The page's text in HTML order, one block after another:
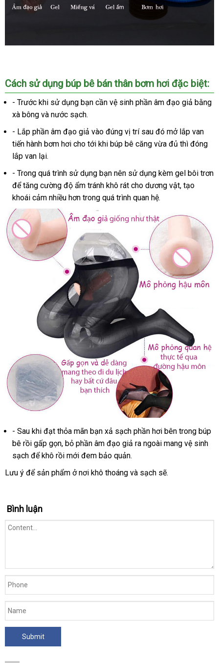
Cách sử dụng búp bê bán thân bơm hơi đại
lý
đặc biệt:
- Trước khi sử dụng bạn cần vệ sinh phần âm đạo giả bằng
xà bông và nước sạch.
- Lắp phần âm đạo giả vào đúng vị trí hướng
dẫn
sau đó mở lắp van
tiến hành bơm hơi cho tới khi búp bê căng vừa đủ trung
thì đóng
lắp van lại.
- Trong tiki
quá trình sử dụng bạn nên sử dụng kèm gel bôi trơn
dịch
vụ
để tăng cường độ ẩm tránh khô rát cho dương vậtdịch
, tạo
khoái cảm nhiều hơn trong ở
tốt
quá trình quan hệ.
- Sau khi đạt thỏa mãn bạn xả sạch phần hơi bên trong búp
bê rồi gấp gọngiá
rẻ
, bỏ phần âm đạo giả ra ngoài mang vệ sinh
sạch online
để khô rồi mới đem bảo quản.
Lưu ý nơi
để sản phẩm ở nơi khô thoáng có
và sạch theo
sẽ.
Bình luận